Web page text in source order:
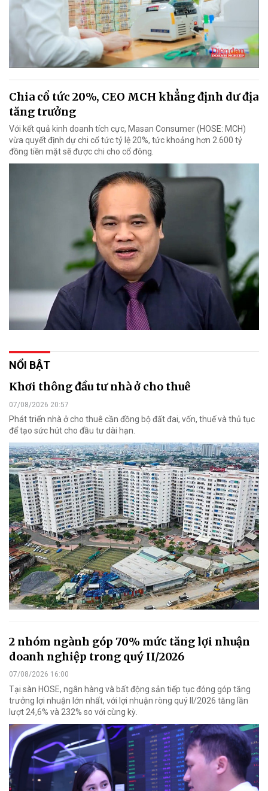
Chia cổ tức 20%, CEO MCH khẳng định dư địa
tăng trưởng
Với kết quả kinh doanh tích cực, Masan Consumer (HOSE: MCH)
vừa quyết định dự chi cổ tức tỷ lệ 20%, tức khoảng hơn 2.600 tỷ
đồng tiền mặt sẽ được chi cho cổ đông.
NỔI BẬT
Khơi thông đầu tư nhà ở cho thuê
07/08/2026 20:57
Phát triển nhà ở cho thuê cần đồng bộ đất đai, vốn, thuế và thủ tục
để tạo sức hút cho đầu tư dài hạn.
2 nhóm ngành góp 70% mức tăng lợi nhuận
doanh nghiệp trong quý II/2026
07/08/2026 16:00
Tại sàn HOSE, ngân hàng và bất động sản tiếp tục đóng góp tăng
trưởng lợi nhuận lớn nhất, với lợi nhuận ròng quý II/2026 tăng lần
lượt 24,6% và 232% so với cùng kỳ.